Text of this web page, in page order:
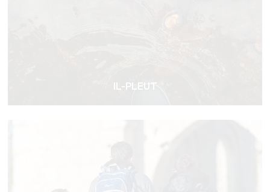
IL-PLEUT